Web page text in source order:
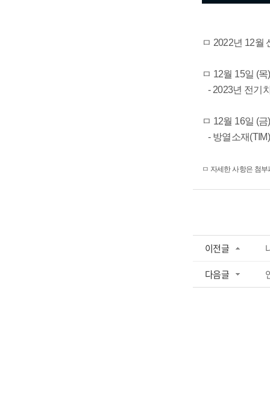
ㅁ 2022년 12월
ㅁ 12월 15일 (
- 2023년 전기
ㅁ 12월 16일 (
- 방열소재
ㅁ 자세한 사항은 첨
이전글
다음글